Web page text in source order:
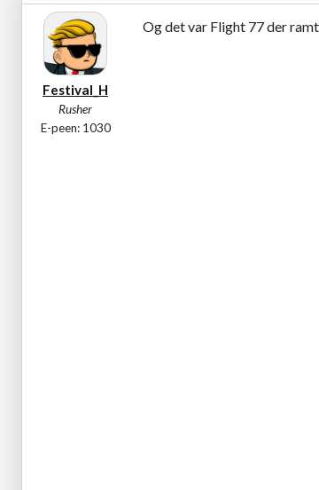
Festival_H
Rusher
E-peen: 1030
Og det var Flight 77 der